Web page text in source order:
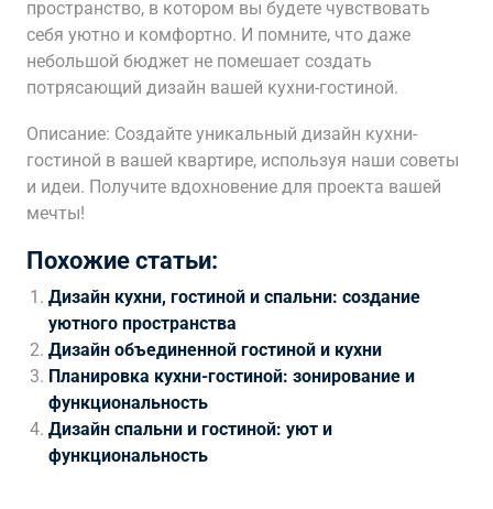
пространство, в котором вы будете чувствовать
себя уютно и комфортно. И помните, что даже
небольшой бюджет не помешает создать
потрясающий дизайн вашей кухни-гостиной.
Описание: Создайте уникальный дизайн кухни-
гостиной в вашей квартире, используя наши советы
и идеи. Получите вдохновение для проекта вашей
мечты!
Похожие статьи:
Дизайн кухни, гостиной и спальни: создание
уютного пространства
Дизайн объединенной гостиной и кухни
Планировка кухни-гостиной: зонирование и
функциональность
Дизайн спальни и гостиной: уют и
функциональность